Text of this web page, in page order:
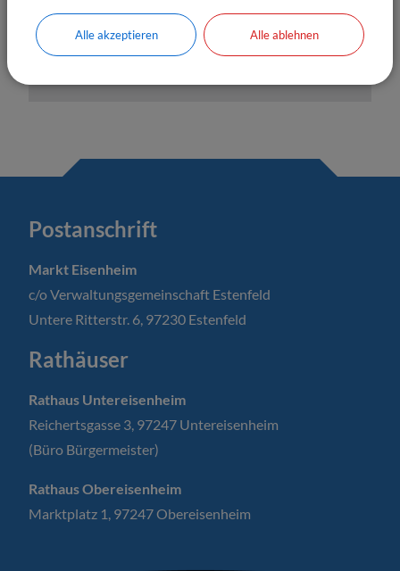
Cookies Anpassen
Postanschrift
Markt Eisenheim
c/o Verwaltungsgemeinschaft Estenfeld
Untere Ritterstr. 6, 97230 Estenfeld
Rathäuser
Rathaus Untereisenheim
Reichertsgasse 3, 97247 Untereisenheim
(Büro Bürgermeister)
Rathaus Obereisenheim
Marktplatz 1, 97247 Obereisenheim
Alle akzeptieren Alle ablehnen